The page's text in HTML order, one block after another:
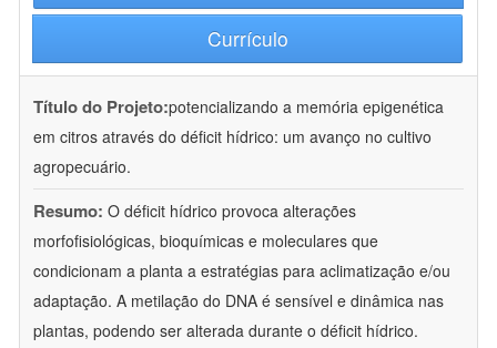
Currículo
Título do Projeto:potencializando a memória epigenética
em citros através do déficit hídrico: um avanço no cultivo
agropecuário.
Resumo: O déficit hídrico provoca alterações
morfofisiológicas, bioquímicas e moleculares que
condicionam a planta a estratégias para aclimatização e/ou
adaptação. A metilação do DNA é sensível e dinâmica nas
plantas, podendo ser alterada durante o déficit hídrico.